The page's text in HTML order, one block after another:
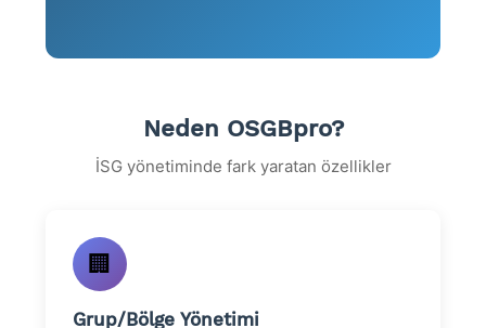
Neden OSGBpro?
İSG yönetiminde fark yaratan özellikler
🏢
Grup/Bölge Yönetimi